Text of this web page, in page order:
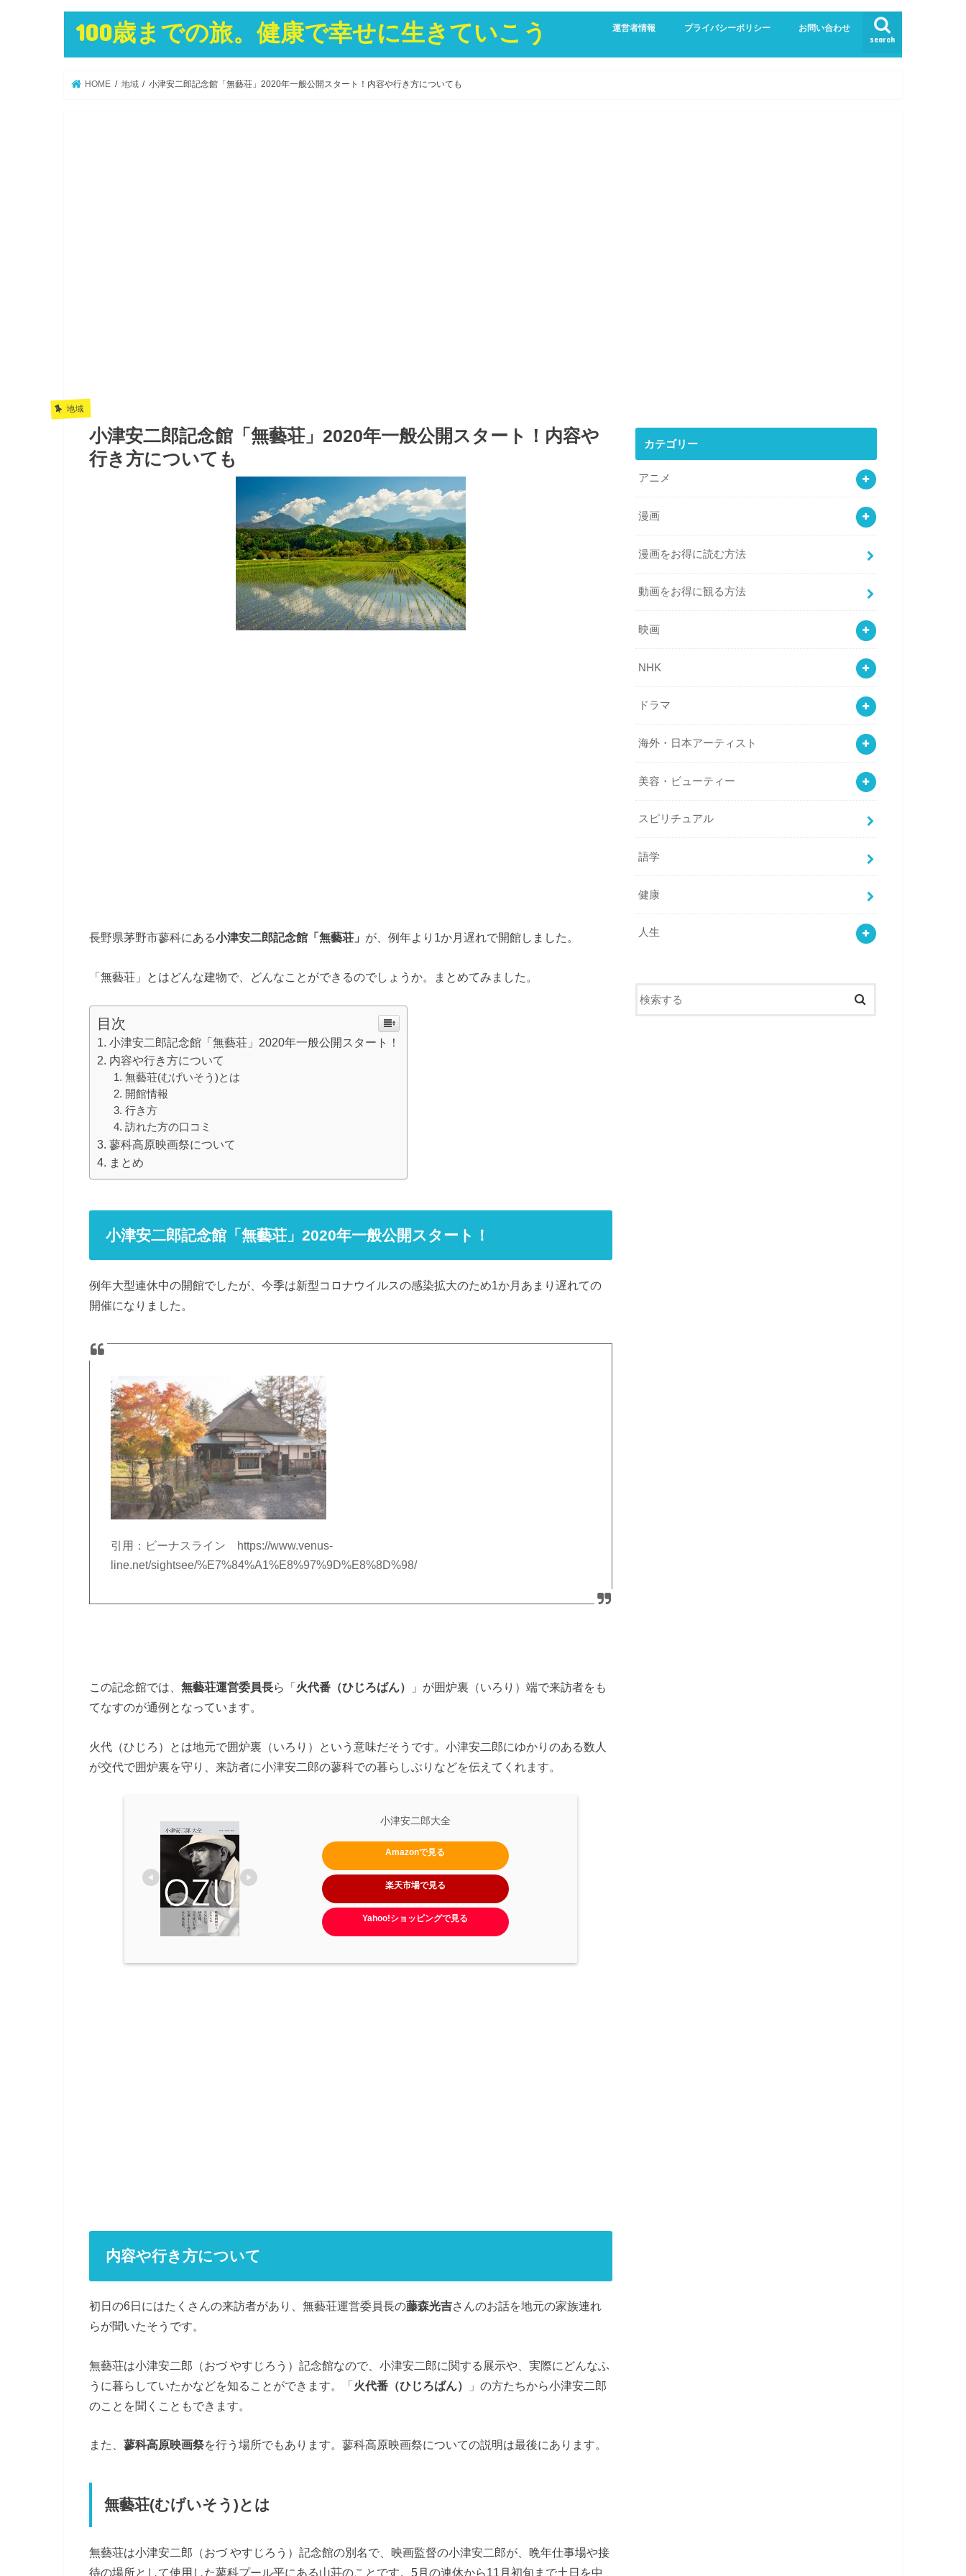
100歳までの旅。健康で幸せに生きていこう search
運営者情報 プライバシーポリシー お問い合わせ
HOME 地域 小津安二郎記念館「無藝荘」2020年一般公開スタート！内容や行き方についても
地域
小津安二郎記念館「無藝荘」2020年一般公開スタート！内容や
行き方についても
長野県茅野市蓼科にある小津安二郎記念館「無藝荘」 が、例年より1か月遅れで開館しました。
「無藝荘」とはどんな建物で、どんなことができるのでしょうか。まとめてみました。
目次
小津安二郎記念館「無藝荘」2020年一般公開スタート！
内容や行き方について
無藝荘(むげいそう)とは
開館情報
行き方
訪れた方の口コミ
蓼科高原映画祭について
まとめ
小津安二郎記念館「無藝荘」2020年一般公開スタート！
例年大型連休中の開館でしたが、今季は新型コロナウイルスの感染拡大のため1か月あまり遅れての
開催になりました。
引用：ビーナスライン https://www.venus-
line.net/sightsee/%E7%84%A1%E8%97%9D%E8%8D%98/
この記念館では、 無藝荘運営委員長ら「火代番（ひじろばん）
」が囲炉裏（いろり）端で来訪者をも
てなすのが通例となっています。
火代（ひじろ）とは地元で囲炉裏（いろり）という意味だそうです。小津安二郎にゆかりのある数人
が交代で囲炉裏を守り、来訪者に小津安二郎の蓼科での暮らしぶりなどを伝えてくれます。
小津安二郎大全
Amazonで見る
楽天市場で見る
Yahoo!ショッピングで見る
内容や行き方について
初日の6日にはたくさんの来訪者があり、無藝荘運営委員長の藤森光吉さんのお話を地元の家族連れ
らが聞いたそうです。
無藝荘は小津安二郎（おづ やすじろう）記念館なので、小津安二郎に関する展示や、実際にどんなふ
うに暮らしていたかなどを知ることができます。「火代番（ひじろばん）
」の方たちから小津安二郎
のことを聞くこともできます。
また、 蓼科高原映画祭を行う場所でもあります。蓼科高原映画祭についての説明は最後にあります。
無藝荘(むげいそう)とは
無藝荘は小津安二郎（おづ やすじろう）記念館の別名で、映画監督の小津安二郎が、晩年仕事場や接
待の場所として使用した蓼科プール平にある山荘のことです。5月の連休から11月初旬まで土日を中
カテゴリー
アニメ
漫画
漫画をお得に読む方法
動画をお得に観る方法
映画
NHK
ドラマ
海外・日本アーティスト
美容・ビューティー
スピリチュアル
語学
健康
人生